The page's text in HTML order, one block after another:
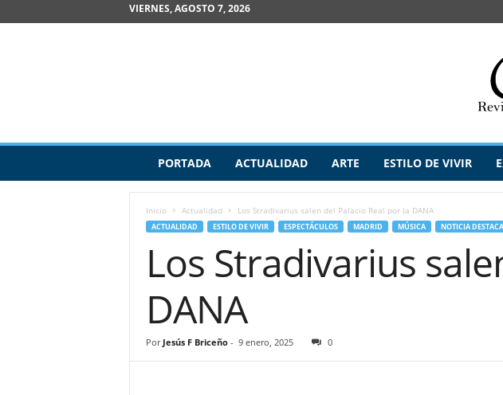
VIERNES, AGOSTO 7, 2026
v
PORTADA ACTUALIDAD ARTE ESTILO DE VIVIR
Inicio Actualidad Los Stradivarius salen del Palacio Real por la DANA
ACTUALIDAD ESTILO DE VIVIR ESPECTÁCULOS MADRID MÚSICA NOTICIA
Los Stradivarius
DANA
Por Jesús F Briceño- 9 enero, 2025 0